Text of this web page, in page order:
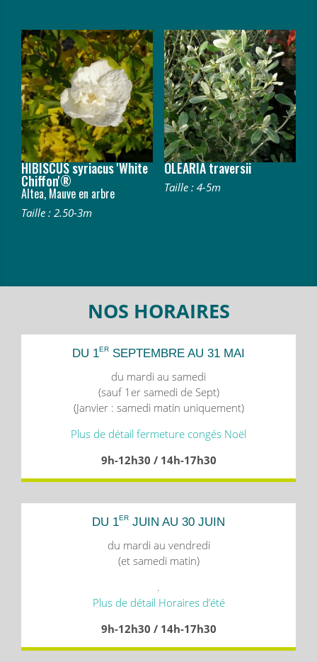
HIBISCUS syriacus 'White
Chiffon'®
Altea, Mauve en arbre
Taille : 2.50-3m
OLEARIA traversii
Taille : 4-5m
NOS HORAIRES
DU 1ER SEPTEMBRE AU 31 MAI
du mardi au samedi
(sauf 1er samedi de Sept)
(Janvier : samedi matin uniquement)
Plus de détail fermeture congés Noël
9h-12h30 / 14h-17h30
DU 1ER JUIN AU 30 JUIN
du mardi au vendredi
(et samedi matin)
.
Plus de détail Horaires d’été
9h-12h30 / 14h-17h30